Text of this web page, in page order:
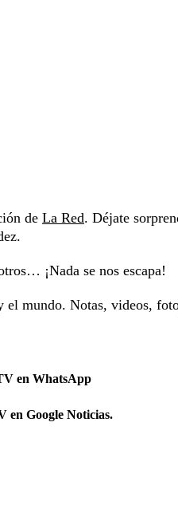
de La Red. Déjate
¡Nada se nos escapa!
el mundo. Notas, videos,
en WhatsApp
en Google Noticias.